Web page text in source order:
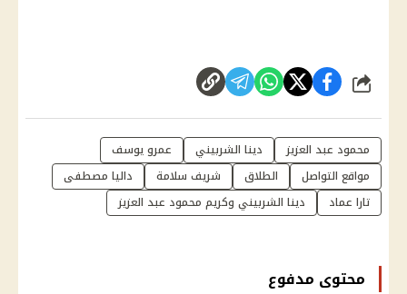
شارك
محمود عبد العزيز دينا الشربيني
عمرو يوسف
مواقع التواصل
الطلاق شريف سلامة
داليا مصطفى
تارا عماد
دينا الشربيني وكريم محمود عبد العزيز
محتوى مدفوع